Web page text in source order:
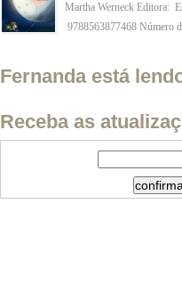
Martha Werneck Editora:
9788563877468 Número
Fernanda está
Receba as